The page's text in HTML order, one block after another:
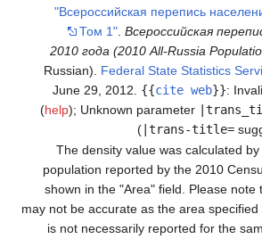
"Всероссийская перепись
Том 1".Всероссийская
2010 года (2010 All-Russia
Russian). Federal State
June 29,2012. {{cite web
(help);Unknown parameter
(|trans-
The density value was
population reported by the
shown in the "Area" field.
may not be accurate as the area
is not necessarily reported